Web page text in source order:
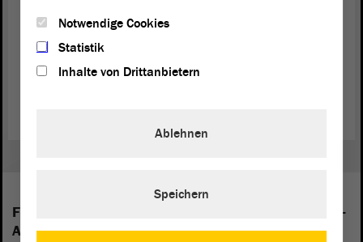
Beschlussvorlage Arbeitsgruppe 2 (PDF; 15.13 KB)
Beschlussvorlage Arbeitsgruppe 3 (PDF; 20.42 KB)
Tagesordnung des 8. Seniorenforums (PDF) (PDF; 23.37 KB)
Folgende Fraktionen sind im Landtag von Sachsen-
Anhalt vertreten:
Notwendige Cookies
Statistik
Inhalte von Drittanbietern
Ablehnen
Speichern